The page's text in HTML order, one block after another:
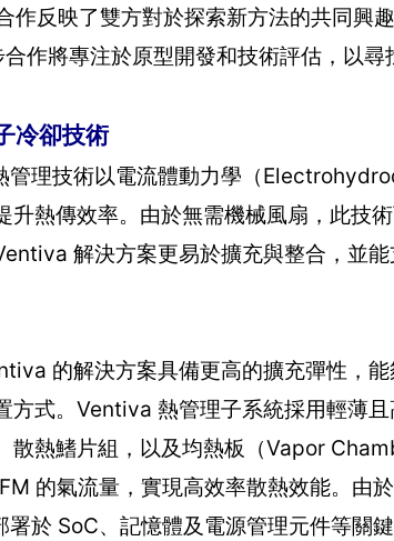
作反映了雙方對於探索新方法的共同興
作將專注於原型開發和技術評估，以尋
冷卻技術
理技術以電流體動力學（
升熱傳效率。由於無需機械風扇，此技
解決方案更易於擴充與整合，並
的解決方案具備更高的擴充彈性，
方式。Ventiva 熱管理子系統採用輕薄
散熱鰭片組，以及均熱板（Vapor
的氣流量，實現高效率散熱效能。由
於 SoC、記憶體及電源管理元件等關